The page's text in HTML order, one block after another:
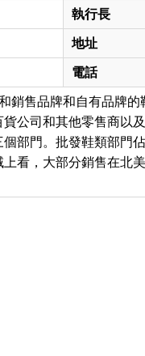
執行長
地址
電話
售品牌和自有品牌的
公司和其他零售商以
部門。批發鞋類部門
看，大部分銷售在北